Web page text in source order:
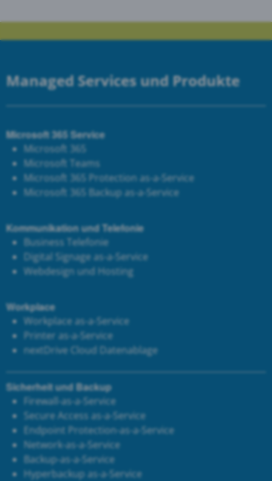
Managed Services und Produkte
Microsoft 365 Service
Microsoft 365
Microsoft Teams
Microsoft 365 Protection as-a-Service
Microsoft 365 Backup as-a-Service
Kommunikation und Telefonie
Business Telefonie
Digital Signage as-a-Service
Webdesign und Hosting
Workplace
Workplace as-a-Service
Printer as-a-Service
nextDrive Cloud Datenablage
Sicherheit und Backup
Firewall-as-a-Service
Secure Access as-a-Service
Endpoint Protection-as-a-Service
Network-as-a-Service
Backup-as-a-Service
Hyperbackup as-a-Service